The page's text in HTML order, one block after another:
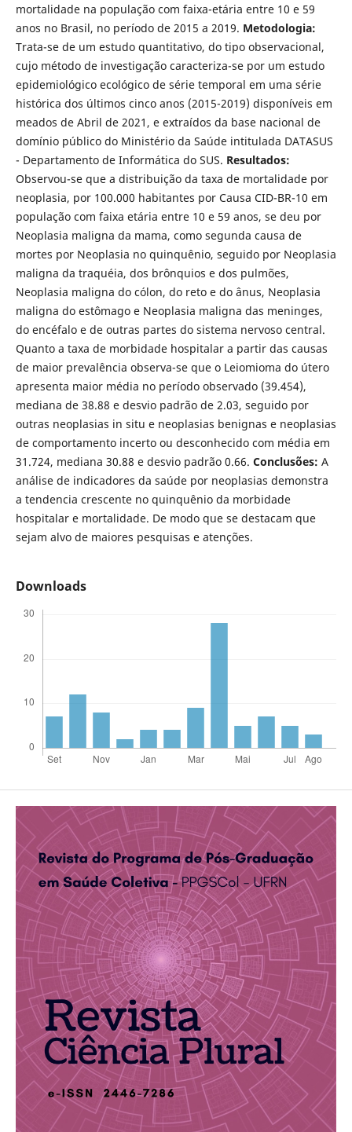
mortalidade na população com faixa-etária entre 10 e 59
anos no Brasil, no período de 2015 a 2019. Metodologia:
Trata-se de um estudo quantitativo, do tipo observacional,
cujo método de investigação caracteriza-se por um estudo
epidemiológico ecológico de série temporal em uma série
histórica dos últimos cinco anos (2015-2019) disponíveis em
meados de Abril de 2021, e extraídos da base nacional de
domínio público do Ministério da Saúde intitulada DATASUS
- Departamento de Informática do SUS. Resultados:
Observou-se que a distribuição da taxa de mortalidade por
neoplasia, por 100.000 habitantes por Causa CID-BR-10 em
população com faixa etária entre 10 e 59 anos, se deu por
Neoplasia maligna da mama, como segunda causa de
mortes por Neoplasia no quinquênio, seguido por Neoplasia
maligna da traquéia, dos brônquios e dos pulmões,
Neoplasia maligna do cólon, do reto e do ânus, Neoplasia
maligna do estômago e Neoplasia maligna das meninges,
do encéfalo e de outras partes do sistema nervoso central.
Quanto a taxa de morbidade hospitalar a partir das causas
de maior prevalência observa-se que o Leiomioma do útero
apresenta maior média no período observado (39.454),
mediana de 38.88 e desvio padrão de 2.03, seguido por
outras neoplasias in situ e neoplasias benignas e neoplasias
de comportamento incerto ou desconhecido com média em
31.724, mediana 30.88 e desvio padrão 0.66. Conclusões: A
análise de indicadores da saúde por neoplasias demonstra
a tendencia crescente no quinquênio da morbidade
hospitalar e mortalidade. De modo que se destacam que
sejam alvo de maiores pesquisas e atenções.
Downloads